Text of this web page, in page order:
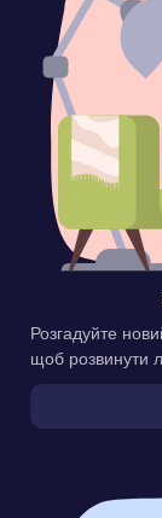
Розгадуйте
щоб розвинути